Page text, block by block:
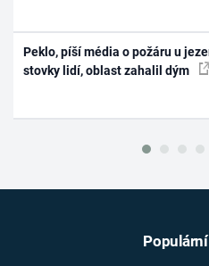
Peklo, píší média o požáru u
stovky lidí, oblast zahalil dým